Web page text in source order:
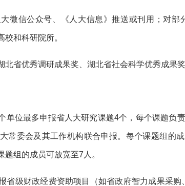
微信公众号、《人大信息》推送或刊用；对部
和科研院所。
北省优秀调研成果奖、湖北省社会科学优秀成果奖
单位最多申报省人大研究课题4个，每个课题负责
常委会及其工作机构联合申报。每个课题组的
组的成员可放宽至7人。
省级财政经费资助项目（如省政府智力成果采购